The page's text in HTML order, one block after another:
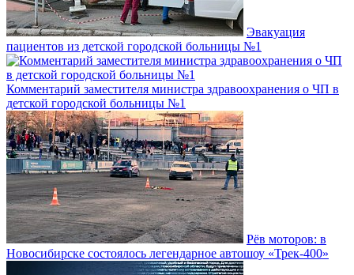
Эвакуация
пациентов из детской городской больницы №1
Комментарий заместителя министра здравоохранения о ЧП в
детской городской больницы №1
Рёв моторов: в
Новосибирске состоялось легендарное автошоу «Трек-400»